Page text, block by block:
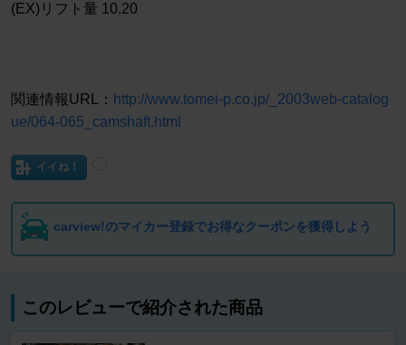
(EX)リフト量 10.20
関連情報URL： http://www.tomei-p.co.jp/_2003web-catalog
ue/064-065_camshaft.html
イイね！
carview!のマイカー登録でお得なクーポンを獲得しよう
このレビューで紹介された商品